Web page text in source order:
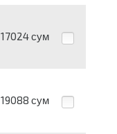
17024 сум
19088 сум